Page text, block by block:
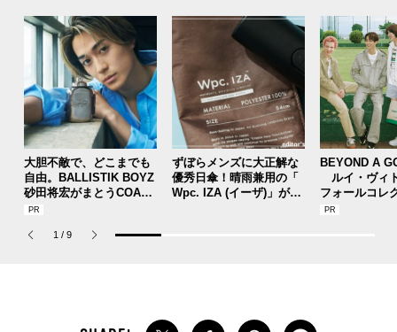
大胆不敵で、どこまでも
自由。BALLISTIK BOYZ
砂田将宏がまとうCOACH
の新作フレグランス「コ
パルファム」
ずぼらメンズに大正解な
優秀日傘！晴雨兼用の「
Wpc. IZA (イーザ)」があ
BEYOND A
ルイ・ヴィ
フォールコレ
描くプレッピ
1 / 9